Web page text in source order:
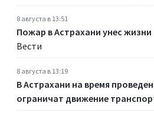
8 августа в 13:51
Пожар в Астрахани унес жизни
Вести
8 августа в 13:19
В Астрахани на время
ограничат движение